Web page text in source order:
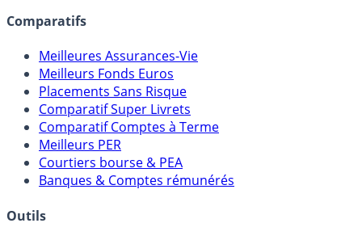
Comparatifs
Meilleures Assurances-Vie
Meilleurs Fonds Euros
Placements Sans Risque
Comparatif Super Livrets
Comparatif Comptes à Terme
Meilleurs PER
Courtiers bourse & PEA
Banques & Comptes rémunérés
Outils